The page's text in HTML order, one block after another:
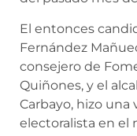
El entonces
Fernández
consejero de
Quiñones, y el
Carbayo, hizo
electoralista en el